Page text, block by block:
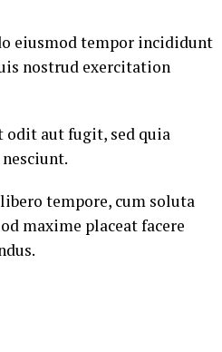
eiusmod tempor incididunt
nostrud exercitation
odit aut fugit, sed quia
tempore, cum soluta
maxime placeat facere